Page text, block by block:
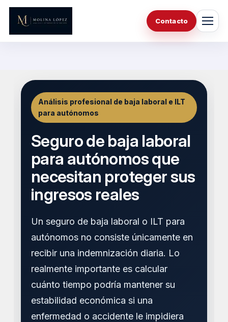
Saltar
contenido
Contacto
Análisis profesional de baja laboral e ILT
para autónomos
Seguro de baja laboral
para autónomos que
necesitan proteger sus
ingresos reales
Un seguro de baja laboral o ILT para
autónomos no consiste únicamente en
recibir una indemnización diaria. Lo
realmente importante es calcular
cuánto tiempo podría mantener su
estabilidad económica si una
enfermedad o accidente le impidiera